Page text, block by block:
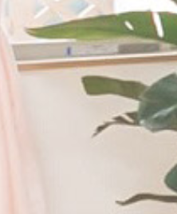
部門紹介
採用希望の方へ
交通アクセス